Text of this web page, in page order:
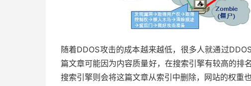
随着DDOS攻击的成本越来越低，很多人就通过
篇文章可能因为内容质量好，在搜索引擎有较高的排
搜索引擎则会将这篇文章从索引中删除，网站的权重